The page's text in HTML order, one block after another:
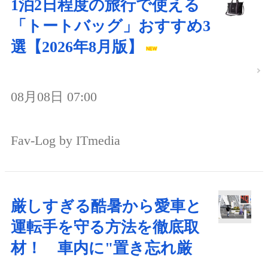
1泊2日程度の旅行で使える
「トートバッグ」おすすめ3
選【2026年8月版】
08月08日 07:00
Fav-Log by ITmedia
厳しすぎる酷暑から愛車と
運転手を守る方法を徹底取
材！ 車内に"置き忘れ厳